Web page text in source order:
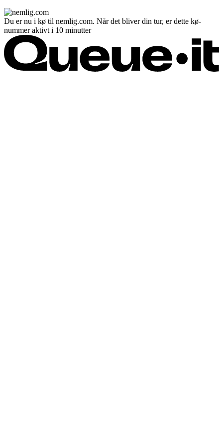
Du er nu i kø til nemlig.com. Når det bliver din tur, er dette kø-
nummer aktivt i 10 minutter